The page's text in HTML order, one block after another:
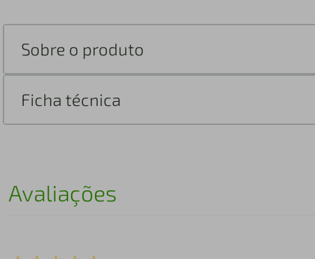
Sobre o produto
Ficha técnica
Avaliações